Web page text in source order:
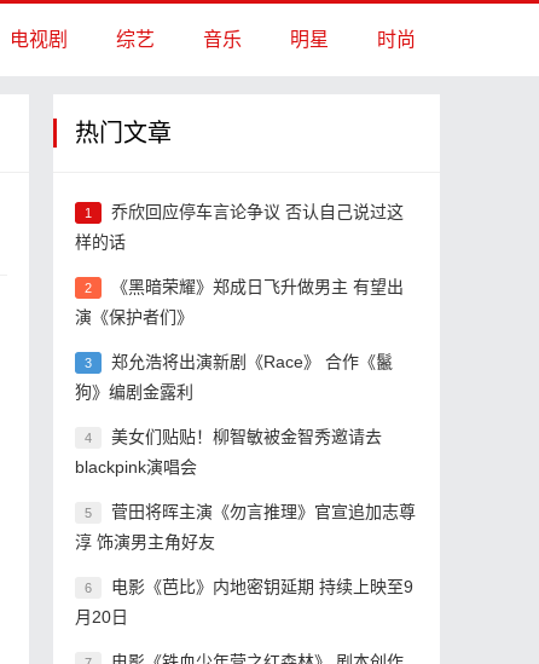
电视剧 综艺 音乐 明星 时尚
热门文章
1
乔欣回应停车言论争议 否认自己说过这
样的话
2
《黑暗荣耀》郑成日飞升做男主 有望出
演《保护者们》
3
郑允浩将出演新剧《Race》 合作《鬣
狗》编剧金露利
4
美女们贴贴！柳智敏被金智秀邀请去
blackpink演唱会
5
菅田将晖主演《勿言推理》官宣追加志尊
淳 饰演男主角好友
6
电影《芭比》内地密钥延期 持续上映至9
月20日